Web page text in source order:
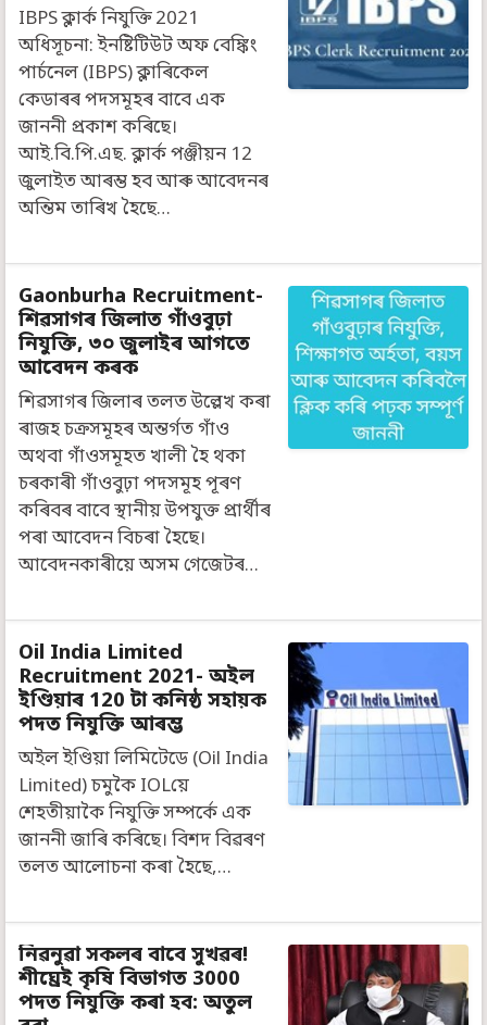
IBPS ক্লাৰ্ক নিযুক্তি 2021
অধিসূচনা: ইনষ্টিটিউট অফ বেঙ্কিং
পাৰ্চনেল (IBPS) ক্লাৰিকেল
কেডাৰৰ পদসমূহৰ বাবে এক
জাননী প্ৰকাশ কৰিছে।
আই.বি.পি.এছ. ক্লাৰ্ক পঞ্জীয়ন 12
জুলাইত আৰম্ভ হব আৰু আবেদনৰ
অন্তিম তাৰিখ হৈছে…
Gaonburha Recruitment-
শিৱসাগৰ জিলাত গাঁওবুঢ়া
নিযুক্তি, ৩০ জুলাইৰ আগতে
আবেদন কৰক
শিৱসাগৰ জিলাৰ তলত উল্লেখ কৰা
ৰাজহ চক্ৰসমূহৰ অন্তৰ্গত গাঁও
অথবা গাঁওসমূহত খালী হৈ থকা
চৰকাৰী গাঁওবুঢ়া পদসমূহ পূৰণ
কৰিবৰ বাবে স্থানীয় উপযুক্ত প্রার্থীৰ
পৰা আবেদন বিচৰা হৈছে।
আবেদনকাৰীয়ে অসম গেজেটৰ…
Oil India Limited
Recruitment 2021- অইল
ইণ্ডিয়াৰ 120 টা কনিষ্ঠ সহায়ক
পদত নিযুক্তি আৰম্ভ
অইল ইণ্ডিয়া লিমিটেডে (Oil India
Limited) চমুকৈ IOLয়ে
শেহতীয়াকৈ নিযুক্তি সম্পৰ্কে এক
জাননী জাৰি কৰিছে। বিশদ বিৱৰণ
তলত আলোচনা কৰা হৈছে,…
নিৱনুৱা সকলৰ বাবে সুখৱৰ!
শীঘ্রেই কৃষি বিভাগত 3000
পদত নিযুক্তি কৰা হব: অতুল